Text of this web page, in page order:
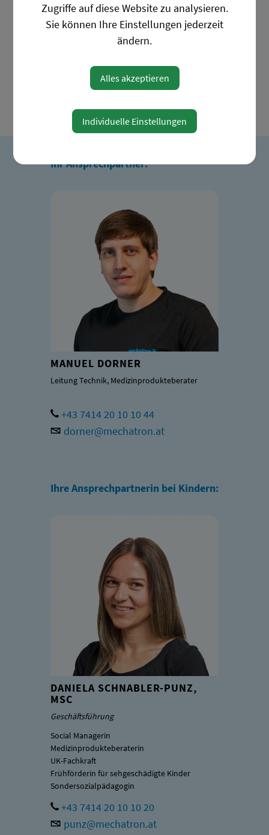
EPILEPSIEÜBERWACHUNGSSYSTEM
Ihr Ansprechpartner:
MANUEL DORNER
Leitung Technik, Medizinprodukteberater
+43 7414 20 10 10 44
dorner@mechatron.at
Ihre Ansprechpartnerin bei Kindern:
DANIELA SCHNABLER-PUNZ,
MSC
Geschäftsführung
Social Managerin
Medizinprodukteberaterin
UK-Fachkraft
Frühförderin für sehgeschädigte Kinder
Sondersozialpädagogin
+43 7414 20 10 10 20
punz@mechatron.at
Zugriffe auf diese Website zu analysieren.
Sie können Ihre Einstellungen jederzeit
ändern.
Alles akzeptieren
Individuelle Einstellungen